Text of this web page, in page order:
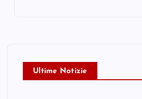
Ultime Notizie